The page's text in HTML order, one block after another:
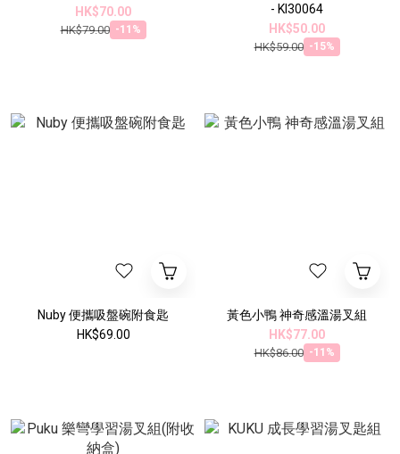
HK$70.00
HK$79.00 -11%
- KI30064
HK$50.00
HK$59.00 -15%
Nuby 便攜吸盤碗附食匙
HK$69.00
黃色小鴨 神奇感溫湯叉組
HK$77.00
HK$86.00 -11%